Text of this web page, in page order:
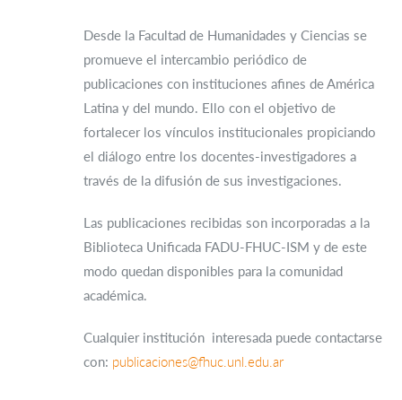
Desde la Facultad de Humanidades y Ciencias se
promueve el intercambio periódico de
publicaciones con instituciones afines de América
Latina y del mundo. Ello con el objetivo de
fortalecer los vínculos institucionales propiciando
el diálogo entre los docentes-investigadores a
través de la difusión de sus investigaciones.
Las publicaciones recibidas son incorporadas a la
Biblioteca Unificada FADU-FHUC-ISM y de este
modo quedan disponibles para la comunidad
académica.
Cualquier institución interesada puede contactarse
con: publicaciones@fhuc.unl.edu.ar